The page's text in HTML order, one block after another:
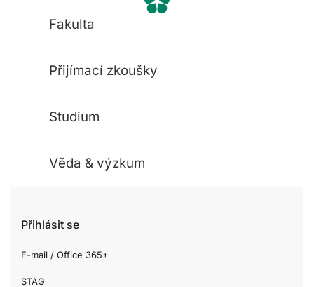
Fakulta
Přijímací zkoušky
Studium
Věda & výzkum
Přihlásit se
E-mail / Office 365+
STAG